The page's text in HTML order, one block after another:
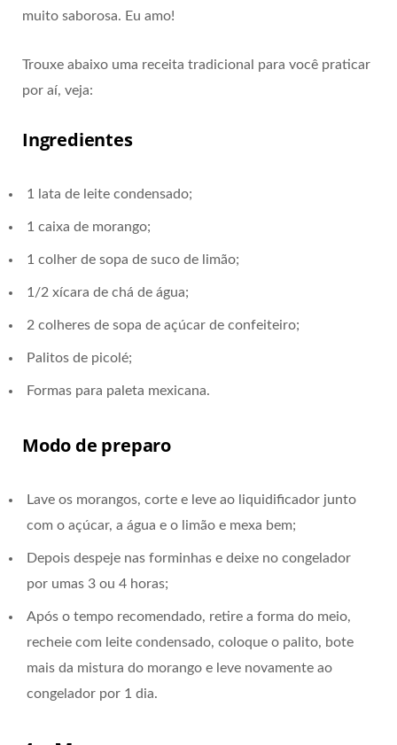
muito saborosa. Eu amo!
Trouxe abaixo uma receita tradicional para você praticar
por aí, veja:
Ingredientes
1 lata de leite condensado;
1 caixa de morango;
1 colher de sopa de suco de limão;
1/2 xícara de chá de água;
2 colheres de sopa de açúcar de confeiteiro;
Palitos de picolé;
Formas para paleta mexicana.
Modo de preparo
Lave os morangos, corte e leve ao liquidificador junto
com o açúcar, a água e o limão e mexa bem;
Depois despeje nas forminhas e deixe no congelador
por umas 3 ou 4 horas;
Após o tempo recomendado, retire a forma do meio,
recheie com leite condensado, coloque o palito, bote
mais da mistura do morango e leve novamente ao
congelador por 1 dia.